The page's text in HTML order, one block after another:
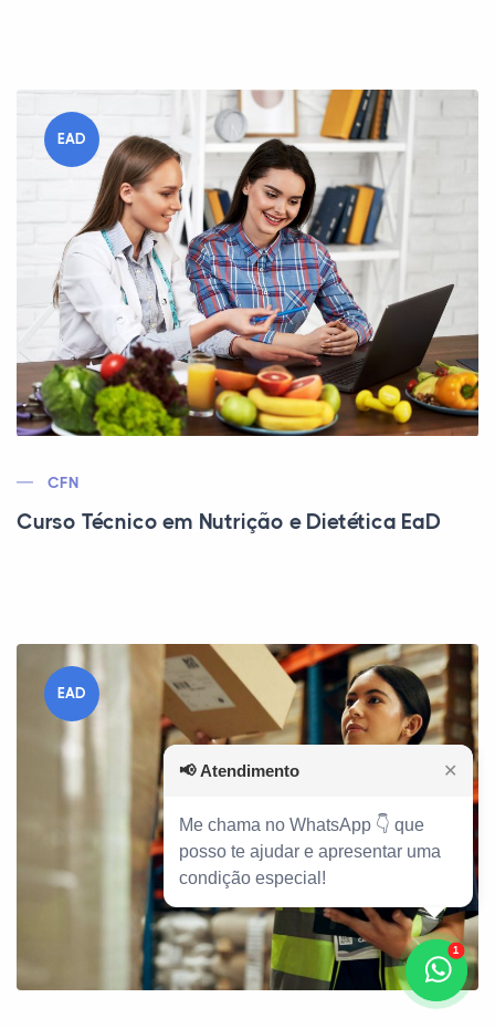
EAD
CFN
Curso Técnico em Nutrição e Dietética EaD
EAD
1
📢 Atendimento ✕
Me chama no WhatsApp 👇 que
posso te ajudar e apresentar uma
condição especial!